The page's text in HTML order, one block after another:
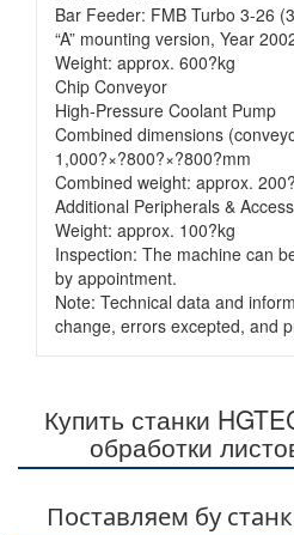
Bar Feeder: FMB Turbo 3-26
“A” mounting version, Year
Weight: approx. 600?kg
Chip Conveyor
High-Pressure Coolant Pump
Combined dimensions
1,000?×?800?×?800?mm
Combined weight: approx.
Additional Peripherals &
Weight: approx. 100?kg
Inspection: The machine can
by appointment.
Note: Technical data and
change, errors excepted, and
Купить станки
обработки
Поставляем бу